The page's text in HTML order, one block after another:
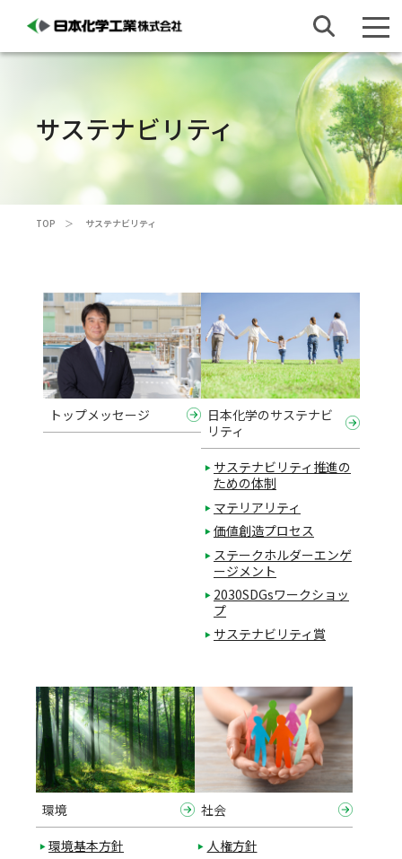
サステナビリティ
TOP サステナビリティ
トップメッセージ
日本化学のサステナビ
リティ
サステナビリティ推進の
ための体制
マテリアリティ
価値創造プロセス
ステークホルダーエンゲ
ージメント
2030SDGsワークショッ
プ
サステナビリティ賞
環境
環境基本方針
社会
人権方針